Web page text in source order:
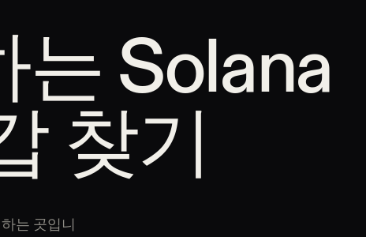
Solana
찾기
는 곳입니